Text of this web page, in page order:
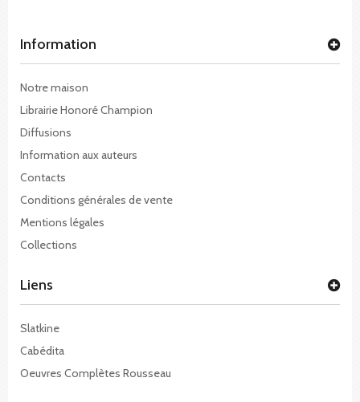
Information
Notre maison
Librairie Honoré Champion
Diffusions
Information aux auteurs
Contacts
Conditions générales de vente
Mentions légales
Collections
Liens
Slatkine
Cabédita
Oeuvres Complètes Rousseau